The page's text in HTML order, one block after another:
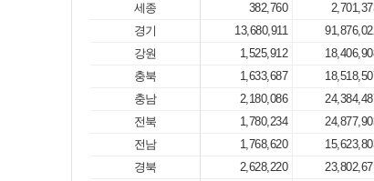
세종
경기
강원
충북
충남
전북
전남
경북
382,760
13,680,911
1,525,912
1,633,687
2,180,086
1,780,234
1,768,620
2,628,220